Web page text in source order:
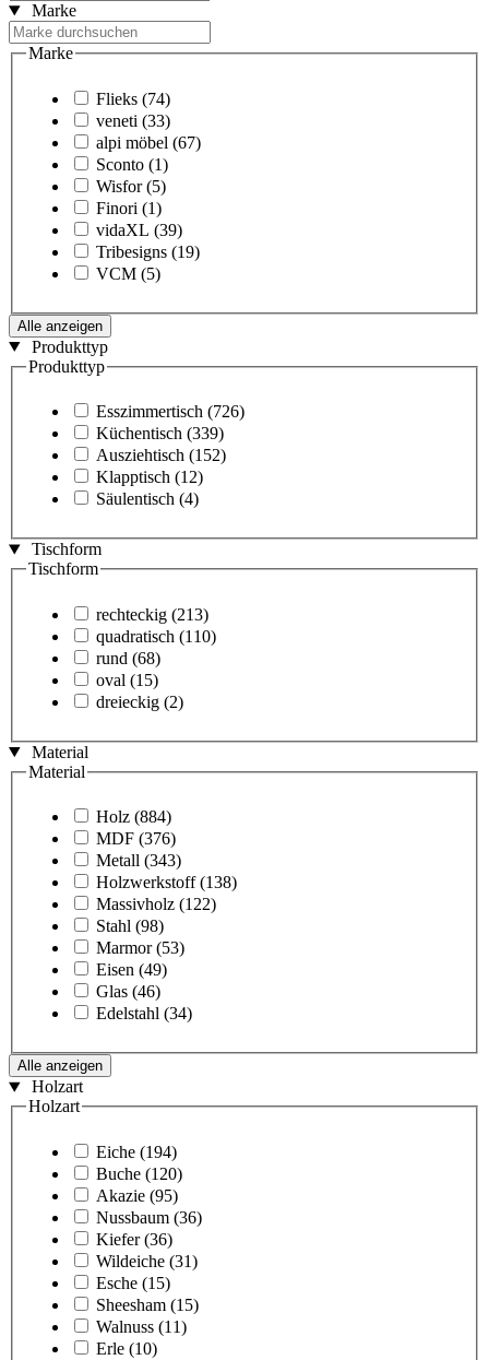
Marke
Marke
Flieks (74)
veneti (33)
alpi möbel (67)
Sconto (1)
Wisfor (5)
Finori (1)
vidaXL (39)
Tribesigns (19)
VCM (5)
Alle anzeigen
Produkttyp
Produkttyp
Esszimmertisch (726)
Küchentisch (339)
Ausziehtisch (152)
Klapptisch (12)
Säulentisch (4)
Tischform
Tischform
rechteckig (213)
quadratisch (110)
rund (68)
oval (15)
dreieckig (2)
Material
Material
Holz (884)
MDF (376)
Metall (343)
Holzwerkstoff (138)
Massivholz (122)
Stahl (98)
Marmor (53)
Eisen (49)
Glas (46)
Edelstahl (34)
Alle anzeigen
Holzart
Holzart
Eiche (194)
Buche (120)
Akazie (95)
Nussbaum (36)
Kiefer (36)
Wildeiche (31)
Esche (15)
Sheesham (15)
Walnuss (11)
Erle (10)